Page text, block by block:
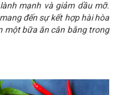
mạnh và giảm dầu mỡ.
đến sự kết hợp hài hòa
một bữa ăn cân bằng trong